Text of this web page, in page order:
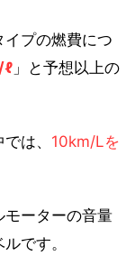
プの燃費につ
ℓ 」と予想以上の
は、 10km/Lを
モーターの音量
です。